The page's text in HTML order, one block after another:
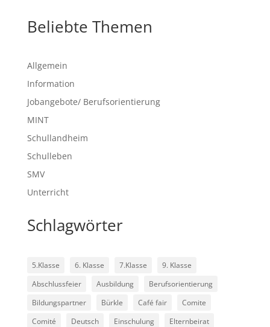
Beliebte Themen
Allgemein
Information
Jobangebote/ Berufsorientierung
MINT
Schullandheim
Schulleben
SMV
Unterricht
Schlagwörter
5.Klasse 6. Klasse 7.Klasse
9. Klasse
Abschlussfeier
Ausbildung
Berufsorientierung
Bildungspartner
Bürkle Café fair
Comite
Comité
Deutsch Einschulung
Elternbeirat